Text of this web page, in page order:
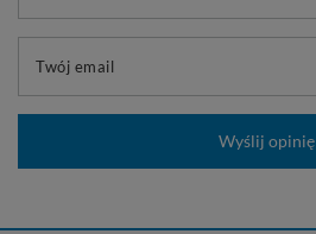
Twój email
Wyślij opinię